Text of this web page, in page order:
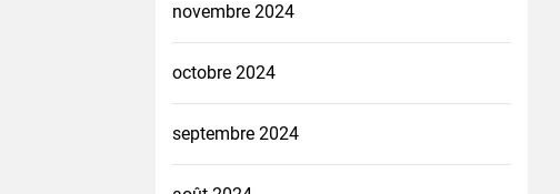
novembre 2024
octobre 2024
septembre 2024